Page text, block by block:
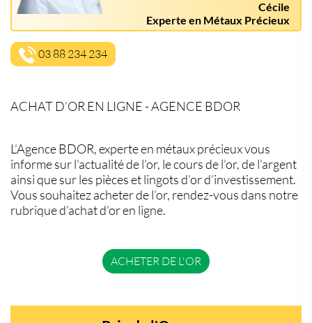
Cécile
Experte en Métaux Précieux
03 88 234 234
ACHAT D’OR EN LIGNE - AGENCE BDOR
L’Agence BDOR, experte en métaux précieux vous
informe sur l’actualité de l’or, le cours de l’or, de l’argent
ainsi que sur les pièces et lingots d’or d’investissement.
Vous souhaitez acheter de l’or, rendez-vous dans notre
rubrique d’achat d’or en ligne.
ACHETER DE L'OR